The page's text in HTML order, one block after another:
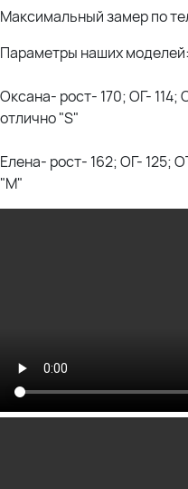
Максимальный замер по
Параметры наших моделей:
Оксана- рост- 170; ОГ-
отлично "S"
Елена- рост- 162; ОГ- 125;
"М"